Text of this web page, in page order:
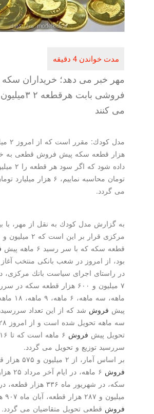
می دهد؛ خریداران سكه پیش
فروشی بابت هرقطعه ۲ ۳میلیون تومان سود
مدل كودك: مقرر است كه از امروز ۲ میلیون و ۵۷۵
قطعه سكه پیش فروش قطعی به خریداران تحویل
داده شود كه اگر سود هر قطعه را ۲ میلیون و ۳۱۱ هزار
تومان محاسبه نماییم، ۶ هزار میلیارد تومان سود توزیع
مدل كودك به نقل از مهر، با بیان بانك
مركزی قرار بر این است كه ۲ میلیون و ۶۰۰ هزار
كه با سر رسید ۶ ماهه پیش
فروششده
امروز در شعب بانكی منتخب آغاز شود.
اجرای سیاست بانك مركزی، در مجموع حدود
۷ میلیون و ۶۰۰ هزار قطعه سكه در سررسیدهای یك
ماهه، سه ماهه، ۶ ماهه، ۹ ماهه، ۱۸ ماهه و دو ساله
شد كه از این تعداد سررسیدهای یك ماهه و
سه ماهه تحویل شده است و از امروز ۲۸ مرداد ۹۷ فاز
فروش
۶ ماهه است كه تا ۱۶ آبان ۹۷ طبق
توزیع و تحویل می گردد.
۲ میلیون و ۵۷۵ هزار قطعه سكه پیش
۶ ماهه، در ایام آخر مرداد ۲۵ هزار و ۸۰۰ قطعه
سكه، در شهریور ماه ۳۳۶ هزار قطعه، در مهرماه یك
قطعی تحویل متقاضیان می گردد.